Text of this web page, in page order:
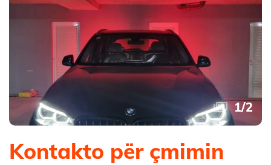
1/2
Kontakto për çmimin